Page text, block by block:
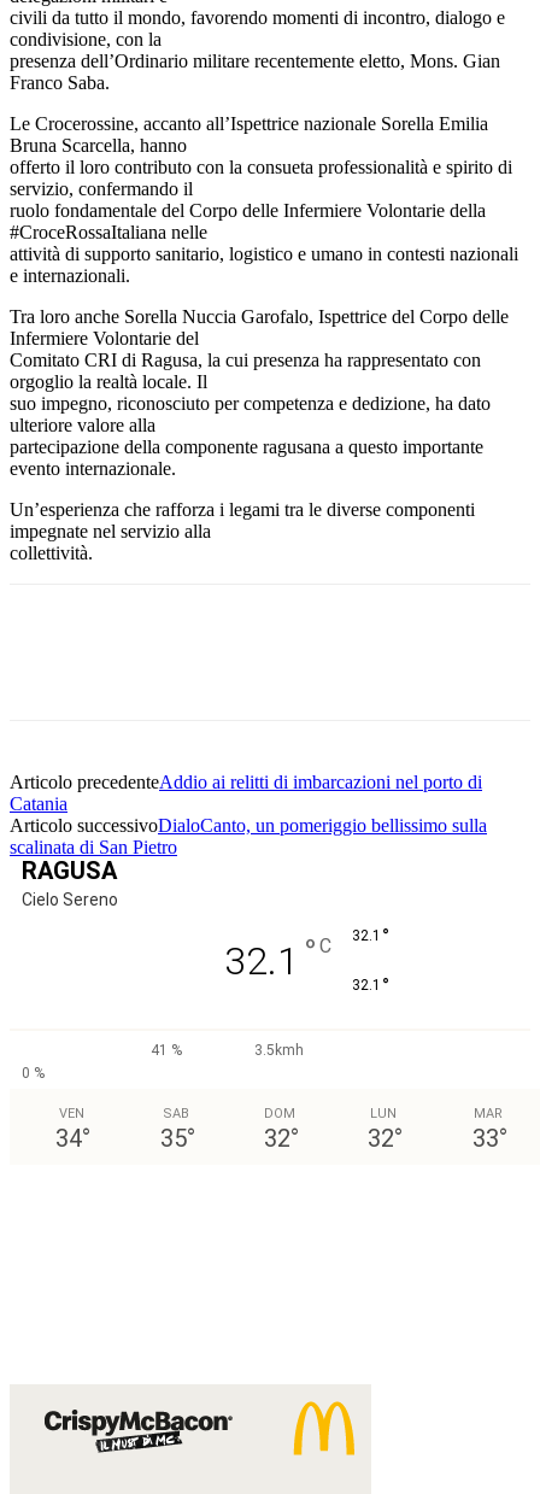
civili da tutto il mondo, favorendo momenti di incontro, dialogo e
condivisione, con la
presenza dell’Ordinario militare recentemente eletto, Mons. Gian
Franco Saba.
Le Crocerossine, accanto all’Ispettrice nazionale Sorella Emilia
Bruna Scarcella, hanno
offerto il loro contributo con la consueta professionalità e spirito di
servizio, confermando il
ruolo fondamentale del Corpo delle Infermiere Volontarie della
#CroceRossaItaliana nelle
attività di supporto sanitario, logistico e umano in contesti nazionali
e internazionali.
Tra loro anche Sorella Nuccia Garofalo, Ispettrice del Corpo delle
Infermiere Volontarie del
Comitato CRI di Ragusa, la cui presenza ha rappresentato con
orgoglio la realtà locale. Il
suo impegno, riconosciuto per competenza e dedizione, ha dato
ulteriore valore alla
partecipazione della componente ragusana a questo importante
evento internazionale.
Un’esperienza che rafforza i legami tra le diverse componenti
impegnate nel servizio alla
collettività.
Articolo precedenteAddio ai relitti di imbarcazioni nel porto di
Catania
Articolo successivoDialoCanto, un pomeriggio bellissimo sulla
scalinata di San Pietro
RAGUSA
Cielo Sereno
32.1 ° C 32.1 °
32.1 °
41 %
3.5kmh
0 %
VEN
34°
SAB
35°
DOM
32°
LUN
32°
MAR
33°